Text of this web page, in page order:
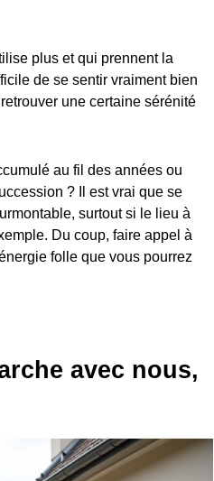
plus et qui prennent la
de se sentir vraiment bien
une certaine sérénité
au fil des années ou
? Il est vrai que se
surtout si le lieu à
Du coup, faire appel à
folle que vous pourrez
avec nous,